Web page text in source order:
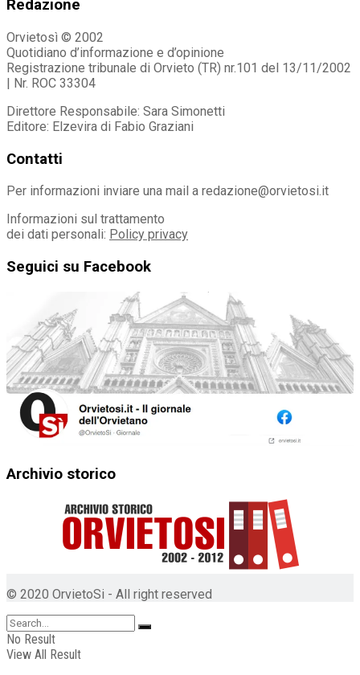
Redazione
Orvietosì © 2002
Quotidiano d’informazione e d’opinione
Registrazione tribunale di Orvieto (TR) nr.101 del 13/11/2002
| Nr. ROC 33304
Direttore Responsabile: Sara Simonetti
Editore: Elzevira di Fabio Graziani
Contatti
Per informazioni inviare una mail a redazione@orvietosi.it
Informazioni sul trattamento
dei dati personali: Policy privacy
Seguici su Facebook
Archivio storico
© 2020 OrvietoSi - All right reserved
No Result
View All Result